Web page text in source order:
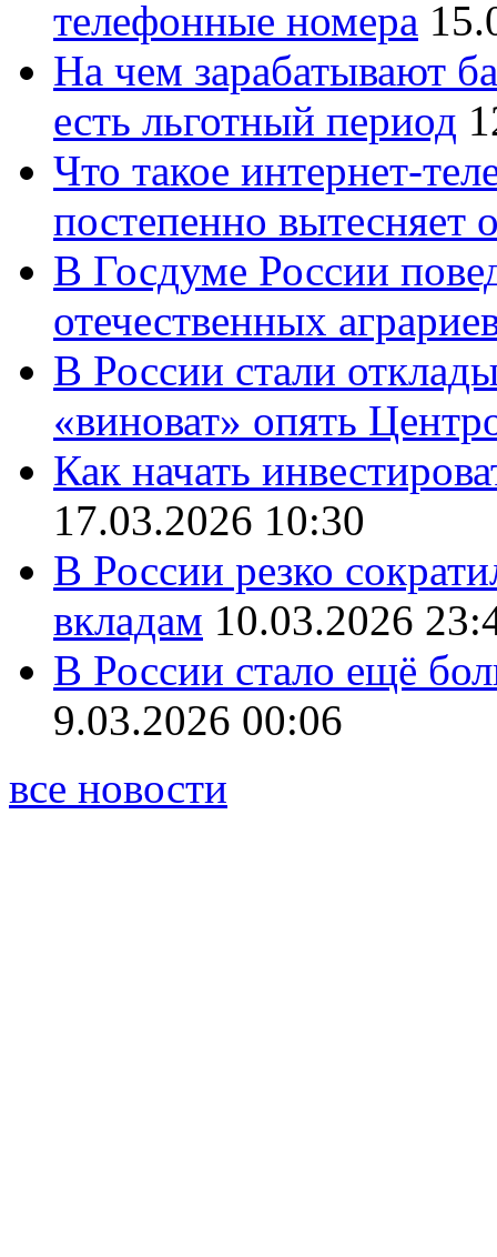
телефонные номера
На чем зарабатывают
есть льготный период
Что такое интернет-
постепенно вытесняет
В Госдуме России
отечественных
В России стали
«виноват» опять
Как начать
17.03.2026 10:30
В России резко
вкладам 10.03.2026
В России стало ещё
9.03.2026 00:06
все новости